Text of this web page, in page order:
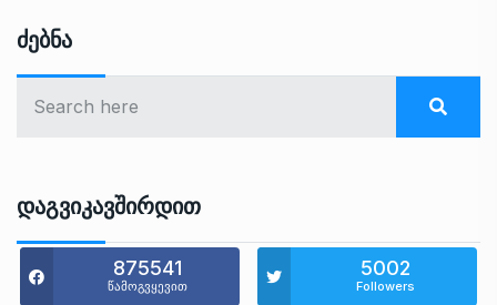
Ძებნა
Დაგვიკავშირდით
875541
წამოგვყევით
5002
Followers